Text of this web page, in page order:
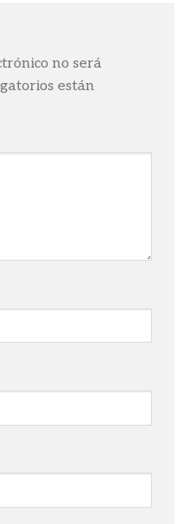
no será
están